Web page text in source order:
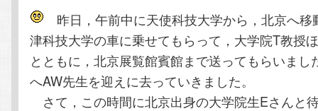
ン
ツ
ツ
へ
昨日，午前中に天使科技大学から，北京へ移
津科技大学の車に乗せてもらって，大学院T教授
とともに，北京展覧館賓館まで送ってもらいまし
へAW先生を迎えに去っていきました。
さて，この時間に北京出身の大学院生Eさんと